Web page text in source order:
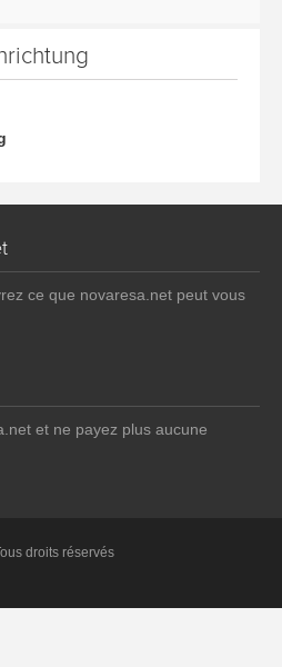
ce que novaresa.net peut vous
et ne payez plus aucune
droits réservés